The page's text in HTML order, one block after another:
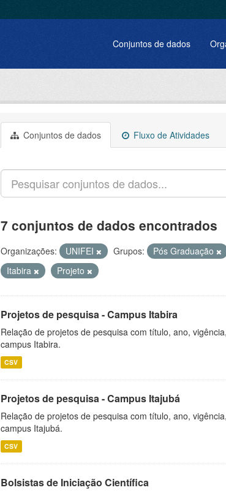
Conjuntos de dados
Conjuntos de dados Fluxo de Atividades
7 conjuntos de dados encontrados
Organizações: UNIFEI Grupos: Pós Graduação
Itabira
Projeto
Projetos de pesquisa - Campus Itabira
Relação de projetos de pesquisa com título, ano,
campus Itabira.
CSV
Projetos de pesquisa - Campus Itajubá
Relação de projetos de pesquisa com título, ano,
campus Itajubá.
CSV
Bolsistas de Iniciação Científica